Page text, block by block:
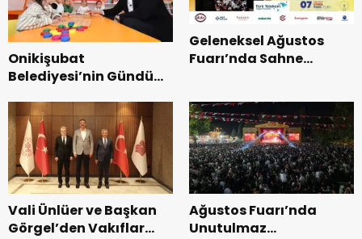
Onikişubat
Belediyesi’nin Gündüz
dönemin ön kayıtları
başladı.
Geleneksel Ağustos
Fuarı’nda Sahne
Vali Ünlüer ve Başkan
Görgel’den Vakıflar
Ağustos Fuarı’nda
Unutulmaz